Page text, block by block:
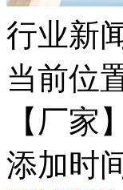
行业新
当前位
【厂
添加时